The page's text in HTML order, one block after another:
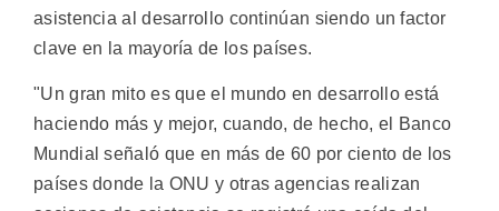
asistencia al desarrollo continúan siendo un factor
clave en la mayoría de los países.
"Un gran mito es que el mundo en desarrollo está
haciendo más y mejor, cuando, de hecho, el Banco
Mundial señaló que en más de 60 por ciento de los
países donde la ONU y otras agencias realizan